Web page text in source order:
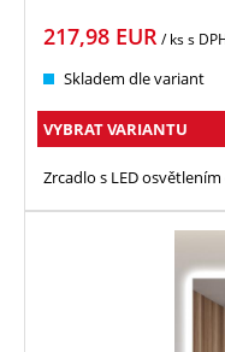
217,98 EUR/ kss
Skladem dle variant
VYBRAT VARIANTU
Zrcadlo s LED